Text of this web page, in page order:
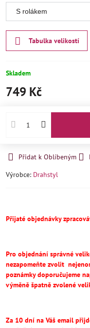
Tabulka velikostí
Skladem
749 Kč
Přidat k Oblíbeným
Výrobce: Drahstyl
Přijaté objednávky
Pro objednání správné
nezapomeňte zvolit
poznámky doporučujeme
výměně špatně zvolené
Za 10 dní na Váš email